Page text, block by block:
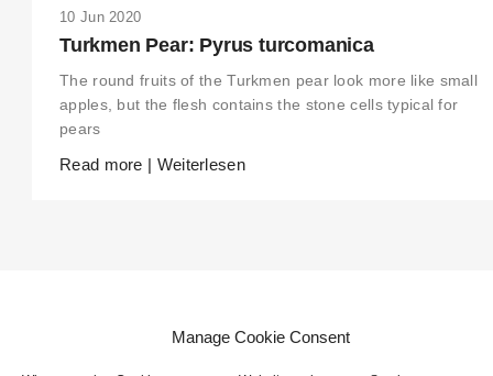
Manage Cookie Consent
10 Jun 2020
Turkmen Pear: Pyrus turcomanica
The round fruits of the Turkmen pear look more like small
apples, but the flesh contains the stone cells typical for
pears
Read more | Weiterlesen
Alle Inhalte, insbesondere Texte und Bilder, sind urheberrechtlich